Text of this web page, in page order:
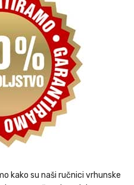
kako su naši ručnici vrhunske